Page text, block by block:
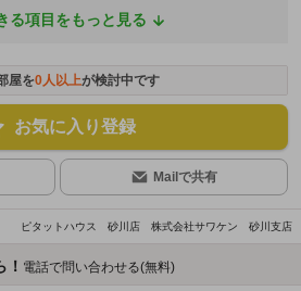
る項目をもっと見る
屋を0人以上が検討中です
お気に入り登録
Mailで共有
ピタットハウス 砂川店 株式会社サワケン 砂川支店
電話で問い合わせる(無料)